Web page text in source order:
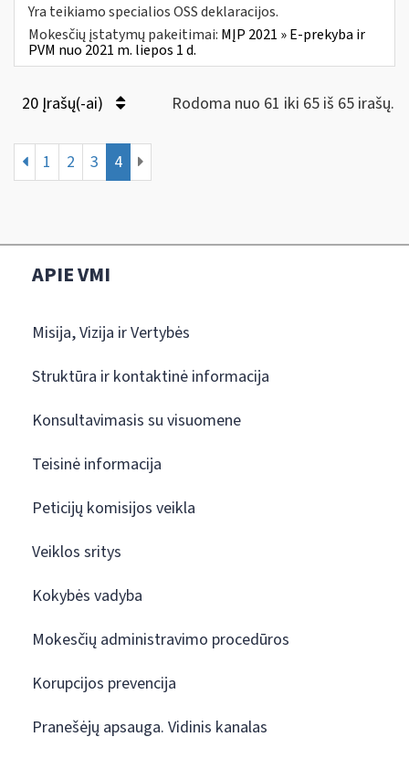
Yra teikiamo specialios OSS deklaracijos.
Mokesčių įstatymų pakeitimai: MĮP 2021 » E-prekyba ir
PVM nuo 2021 m. liepos 1 d.
20 Įrašų(-ai) Rodoma nuo 61 iki 65 iš 65 irašų.
1 2 3 4
APIE VMI
Misija, Vizija ir Vertybės
Struktūra ir kontaktinė informacija
Konsultavimasis su visuomene
Teisinė informacija
Peticijų komisijos veikla
Veiklos sritys
Kokybės vadyba
Mokesčių administravimo procedūros
Korupcijos prevencija
Pranešėjų apsauga. Vidinis kanalas